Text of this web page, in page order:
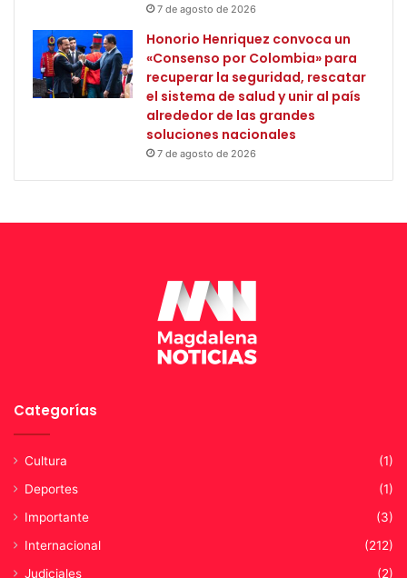
7 de agosto de 2026
Honorio Henriquez convoca un
«Consenso por Colombia» para
recuperar la seguridad, rescatar
el sistema de salud y unir al país
alrededor de las grandes
soluciones nacionales
7 de agosto de 2026
Categorías
Cultura
(1)
Deportes
(1)
Importante
(3)
Internacional
(212)
Judiciales
(2)